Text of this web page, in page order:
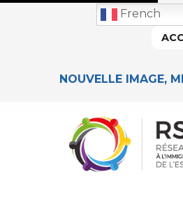
NOUVELLE IMAGE,
French